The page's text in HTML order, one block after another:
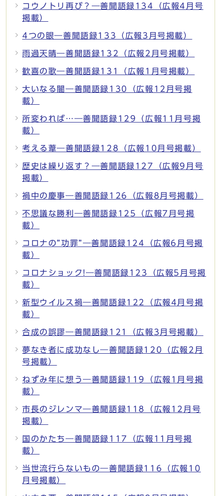
コウノトリ再び？―善聞語録134（広報4月号
掲載）
4つの眼―善聞語録133（広報3月号掲載）
雨過天晴―善聞語録132（広報2月号掲載）
歓喜の歌―善聞語録131（広報1月号掲載）
大いなる闇―善聞語録130（広報12月号掲
載）
所変われば…―善聞語録129（広報11月号掲
載）
考える葦―善聞語録128（広報10月号掲載）
歴史は繰り返す？―善聞語録127（広報9月号
掲載）
禍中の慶事―善聞語録126（広報8月号掲載）
不思議な勝利―善聞語録125（広報7月号掲
載）
コロナの”功罪”―善聞語録124（広報6月号掲
載）
コロナショック!―善聞語録123（広報5月号掲
載）
新型ウイルス禍―善聞語録122（広報4月号掲
載）
合成の誤謬―善聞語録121（広報3月号掲載）
夢なき者に成功なし―善聞語録120（広報2月
号掲載）
ねずみ年に想う―善聞語録119（広報1月号掲
載）
市長のジレンマ―善聞語録118（広報12月号
掲載）
国のかたち―善聞語録117（広報11月号掲
載）
当世流行らないもの―善聞語録116（広報10
月号掲載）